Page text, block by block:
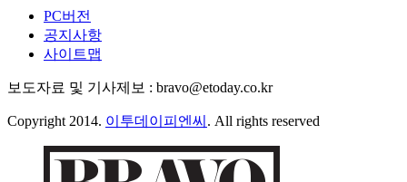
PC버전
공지사항
사이트맵
보도자료 및 기사제보 : bravo@etoday.co.kr
Copyright 2014. 이투데이피엔씨 . All rights reserved